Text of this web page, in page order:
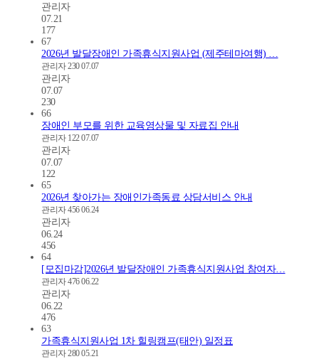
관리자
07.21
177
67
2026년 발달장애인 가족휴식지원사업 (제주테마여행) …
관리자23007.07
관리자
07.07
230
66
장애인 부모를 위한 교육영상물 및 자료집 안내
관리자 12207.07
관리자
07.07
122
65
2026년 찾아가는 장애인가족동료 상담서비스 안내
관리자45606.24
관리자
06.24
456
64
[모집마감]2026년 발달장애인 가족휴식지원사업 참여자…
관리자47606.22
관리자
06.22
476
63
가족휴식지원사업 1차 힐링캠프(태안) 일정표
관리자28005.21